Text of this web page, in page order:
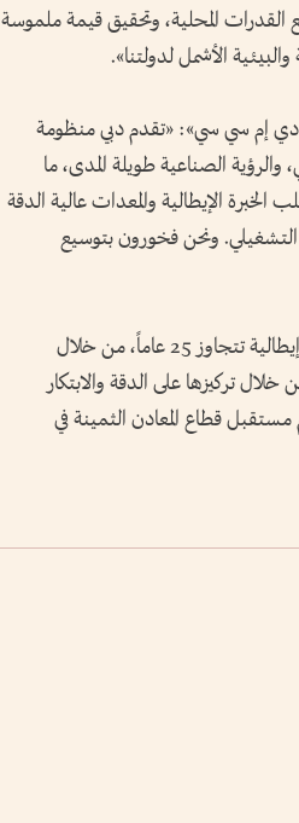
المحلية، وتحقيق قيمة ملموسة
الأشمل لدولتنا».
دي إم سي سي»: «تقدم دبي منظومة
الصناعية طويلة المدى، ما
الإيطالية والمعدات عالية الدقة
التشغيلي. ونحن فخورون بتوسيع
تجلب «جولد ميتال دي إم سي سي» إلى السوق الإماراتية خبرة إيطالية تتجاوز 25 عاماً، من خلال
خلال تركيزها على الدقة والابتكار
قطاع المعادن الثمينة في